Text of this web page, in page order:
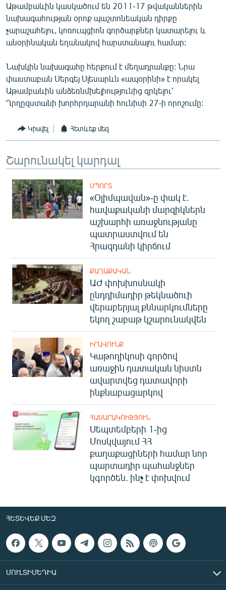
«Ազատության» բոլոր կայքերը
Աթամբաևին կասկածում են 2011-17 թվականներին
նախագահության օրոք պաշտոնեական դիրքը
չարաշահելու, կոռուպցիոն գործարքներ կատարելու և
անօրինական եղանակով հարստանալու համար:
Նախկին նախագահը հերքում է մեղադրանքը: Նրա
փաստաբան Սերգեյ Սլեսարևն «ապօրինի» է որակել
Աթամբաևին անձեռնմխելիությունից զրկելու՝
Ղրղըզստանի խորհրդարանի հունիսի 27-ի որոշումը:
Կիսվել Հետևեք մեզ
Շարունակել կարդալ
ՍՊՈՐՏ
«Օլիմպավան»-ը փակ է.
հավաքականի մարզիկներն
աշխարհի առաջնությանը
պատրաստվում են
Հրազդանի կիրճում
ՔԱՂԱՔԱԿԱՆ
ԱԺ փոխխոսնակի
ընդդիմադիր թեկնածուի
վերաբերյալ քննարկումները
եկող շաբաթ կշարունակվեն
ԻՐԱՎՈՒՆՔ
Կաթողիկոսի գործով
առաջին դատական նիստն
ավարտվեց դատավորի
ինքնաբացարկով
ՀԱՍԱՐԱԿՈՒԹՅՈՒՆ
Սեպտեմբերի 1-ից
Մոսկվայում ՀՀ
քաղաքացիների համար նոր
պարտադիր պահանջներ
կգործեն. ինչ է փոխվում
ՀԵՏԵՎԵՔ ՄԵԶ
ՄՈՒԼՏԻՄԵԴԻԱ